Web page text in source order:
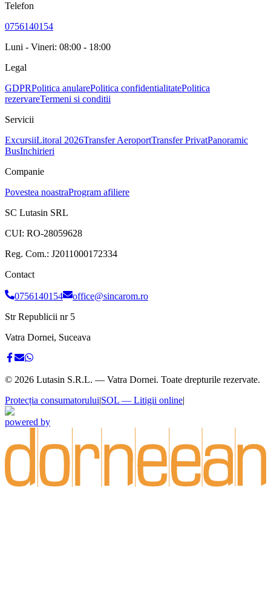
Telefon
0756140154
Luni - Vineri: 08:00 - 18:00
Legal
GDPRPolitica anularePolitica confidentialitatePolitica
rezervareTermeni si conditii
Servicii
ExcursiiLitoral 2026Transfer AeroportTransfer PrivatPanoramic
BusInchirieri
Companie
Povestea noastraProgram afiliere
SC Lutasin SRL
CUI: RO-28059628
Reg. Com.: J2011000172334
Contact
0756140154
office@sincarom.ro
Str Republicii nr 5
Vatra Dornei, Suceava
© 2026 Lutasin S.R.L. — Vatra Dornei. Toate drepturile rezervate.
Protecția consumatorului|SOL — Litigii online|
powered by